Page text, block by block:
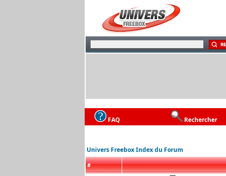
FAQ Rechercher
Univers Freebox Index du Forum
#